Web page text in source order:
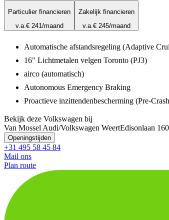
Particulier financieren
v.a.€ 241/maand
Zakelijk financieren
v.a.€ 245/maand
Automatische afstandsregeling (Adaptive
16" Lichtmetalen velgen Toronto (PJ3)
airco (automatisch)
Autonomous Emergency Braking
Proactieve inzittendenbescherming (Pre-
Bekijk deze Volkswagen bij
Van Mossel Audi/Volkswagen WeertEdisonlaan 1
Openingstijden
+31 495 58 45 84
Mail ons
Plan route